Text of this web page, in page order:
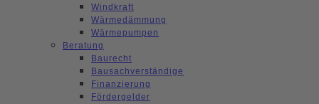
Windkraft
Wärmedämmung
Wärmepumpen
Beratung
Baurecht
Bausachverständige
Finanzierung
Fördergelder